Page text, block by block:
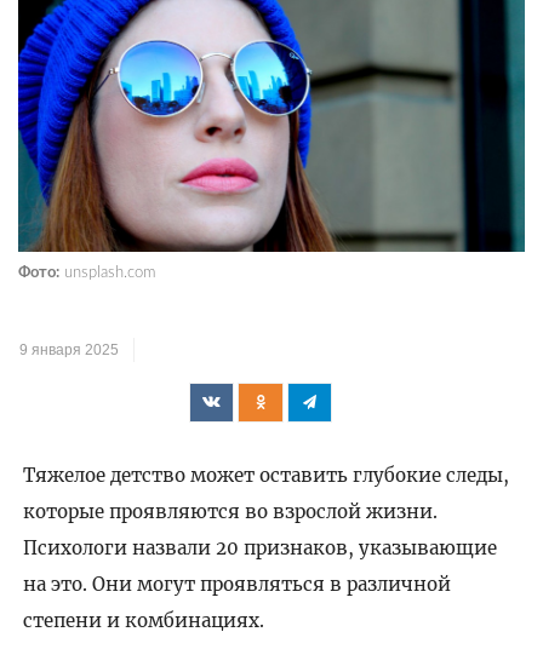
Фото: unsplash.com
9 января 2025
Тяжелое детство может оставить глубокие следы,
которые проявляются во взрослой жизни.
Психологи назвали 20 признаков, указывающие
на это. Они могут проявляться в различной
степени и комбинациях.